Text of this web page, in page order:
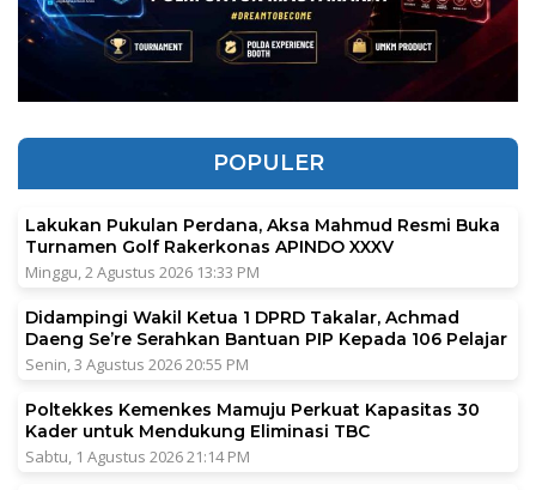
POPULER
Lakukan Pukulan Perdana, Aksa Mahmud Resmi Buka
Turnamen Golf Rakerkonas APINDO XXXV
Minggu, 2 Agustus 2026 13:33 PM
Didampingi Wakil Ketua 1 DPRD Takalar, Achmad
Daeng Se’re Serahkan Bantuan PIP Kepada 106 Pelajar
Senin, 3 Agustus 2026 20:55 PM
Poltekkes Kemenkes Mamuju Perkuat Kapasitas 30
Kader untuk Mendukung Eliminasi TBC
Sabtu, 1 Agustus 2026 21:14 PM